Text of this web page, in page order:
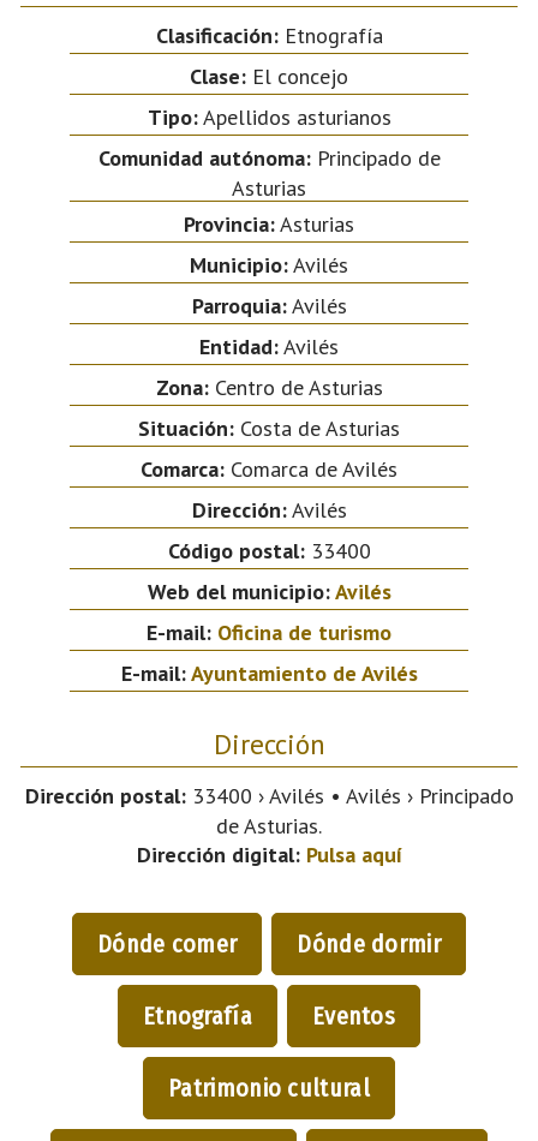
Clasificación:Etnografía
Clase: El concejo
Tipo:Apellidos asturianos
Comunidad autónoma:Principado de
Asturias
Provincia:Asturias
Municipio:Avilés
Parroquia:Avilés
Entidad:Avilés
Zona:Centro de Asturias
Situación: Costa de Asturias
Comarca: Comarca de Avilés
Dirección:Avilés
Código postal:33400
Web del municipio:Avilés
E-mail: Oficina de turismo
E-mail:Ayuntamiento de Avilés
Dirección
Dirección postal:33400 › Avilés • Avilés › Principado
de Asturias.
Dirección digital: Pulsa aquí
Dónde comer Dónde dormir
Etnografía Eventos
Patrimonio cultural